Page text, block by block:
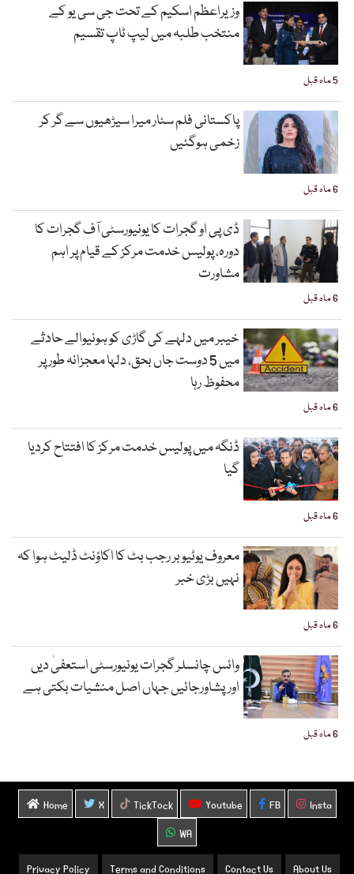
5 ماہ قبل
وزیراعظم اسکیم کے تحت جی سی یو کے
منتخب طلبہ میں لیپ ٹاپ تقسیم
6 ماہ قبل
پاکستانی فلم سٹار میرا سیڑھیوں سے گر کر
زخمی ہوگئیں
6 ماہ قبل
ڈی پی او گجرات کا یونیورسٹی آف گجرات کا
دورہ، پولیس خدمت مرکز کے قیام پر اہم
مشاورت
6 ماہ قبل
خیبر میں دلہے کی گاڑی کو ہونیوالے حادثے
میں 5 دوست جاں بحق، دلہا معجزانہ طور پر
محفوظ رہا
6 ماہ قبل
ڈنگہ میں پولیس خدمت مرکز کا افتتاح کردیا
گیا
6 ماہ قبل
معروف یوٹیوبر رجب بٹ کا اکاؤنٹ ڈلیٹ ہوا کہ
نہیں بڑی خبر
6 ماہ قبل
وائس چانسلر گجرات یونیورسٹی استعفیٰ دیں
اورپشاورجائیں جہاں اصل منشیات بکتی ہے
Home X TickTock Youtube FB
Insta
WA
About Us
Contact Us
Terms and Conditions
Privacy Policy